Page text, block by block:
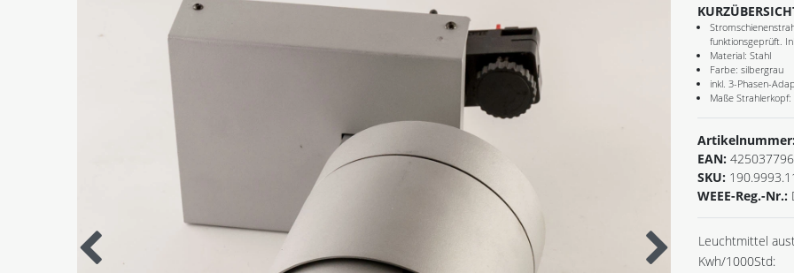
funktionsgeprüft.
Material: Stahl
Farbe: silbergrau
inkl. 3-Phasen-
Maße
EAN:
SKU:
WEEE-Reg.-Nr.:
Leuchtmittel
Kwh/1000Std: